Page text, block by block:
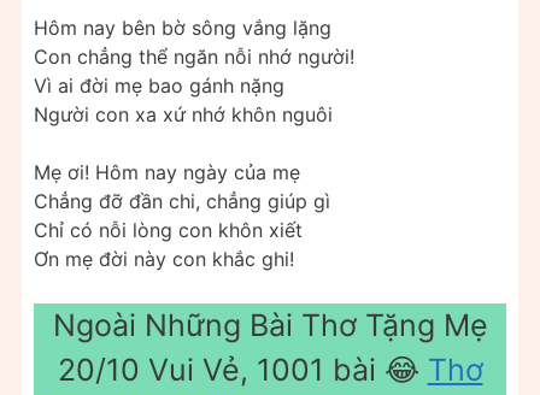
Hôm nay bên bờ sông vắng lặng
Con chẳng thể ngăn nỗi nhớ người!
Vì ai đời mẹ bao gánh nặng
Người con xa xứ nhớ khôn nguôi
Mẹ ơi! Hôm nay ngày của mẹ
Chẳng đỡ đần chi, chẳng giúp gì
Chỉ có nỗi lòng con khôn xiết
Ơn mẹ đời này con khắc ghi!
Ngoài Những Bài Thơ Tặng Mẹ
20/10 Vui Vẻ, 1001 bài 😂 Thơ